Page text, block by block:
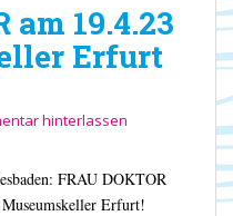
am 19.4.23
Erfurt
hinterlassen
FRAU DOKTOR
Erfurt!